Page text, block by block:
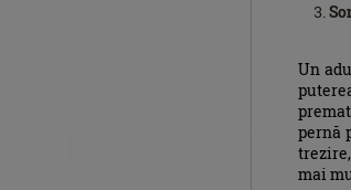
Un
pernă
mai